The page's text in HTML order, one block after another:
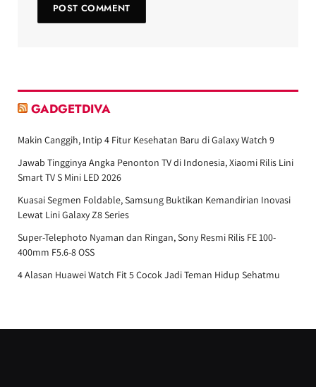
GADGETDIVA
Makin Canggih, Intip 4 Fitur Kesehatan Baru di Galaxy Watch 9
Jawab Tingginya Angka Penonton TV di Indonesia, Xiaomi Rilis Lini
Smart TV S Mini LED 2026
Kuasai Segmen Foldable, Samsung Buktikan Kemandirian Inovasi
Lewat Lini Galaxy Z8 Series
Super-Telephoto Nyaman dan Ringan, Sony Resmi Rilis FE 100-
400mm F5.6-8 OSS
4 Alasan Huawei Watch Fit 5 Cocok Jadi Teman Hidup Sehatmu